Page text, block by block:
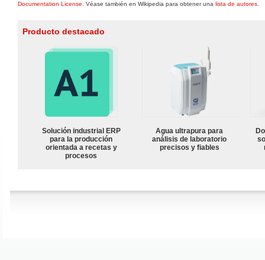
Documentation License . Véase también en Wikipedia para obtener una lista de autores
Producto destacado
Solución industrial ERP
para la producción
orientada a recetas y
procesos
Agua ultrapura para
análisis de laboratorio
precisos y fiables